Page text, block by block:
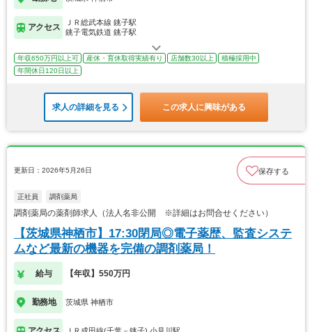
アクセス
ＪＲ総武本線 銚子駅
銚子電気鉄道 銚子駅
年収650万円以上可 産休・育休取得実績有り 店舗数30以上
積極採用中
年間休日120日以上
求人の詳細を見る この求人に興味がある
更新日：2026年5月26日 保存する
正社員 調剤薬局
調剤薬局の薬剤師求人（法人名非公開 ※詳細はお問合せください）
【茨城県神栖市】17:30閉局◎電子薬歴、監査システ
ムなど最新の機器を完備の調剤薬局！
給与 【年収】550万円
勤務地 茨城県 神栖市